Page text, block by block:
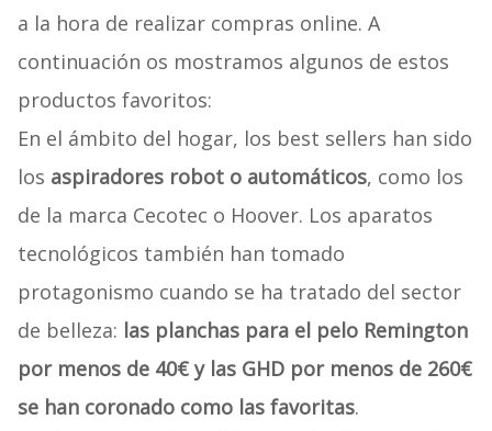
a la hora de realizar compras online. A
continuación os mostramos algunos de estos
productos favoritos:
En el ámbito del hogar, los best sellers han sido
los aspiradores robot o automáticos, como los
de la marca Cecotec o Hoover. Los aparatos
tecnológicos también han tomado
protagonismo cuando se ha tratado del sector
de belleza: las planchas para el pelo Remington
por menos de 40€ y las GHD por menos de 260€
se han coronado como las favoritas.